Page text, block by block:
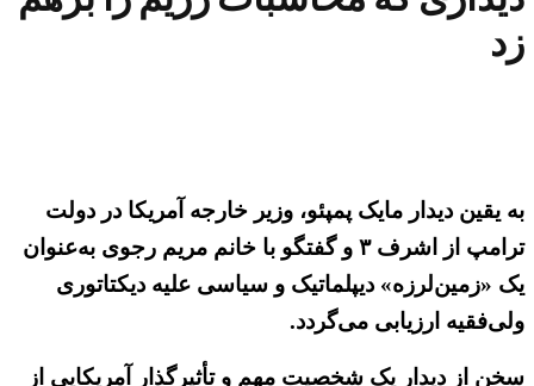
زد
به یقین دیدار مایک پمپئو، وزیر خارجه آمریکا در دولت
ترامپ از اشرف ۳ و گفتگو با خانم مریم رجوی به‌عنوان
یک «زمین‌لرزه» دیپلماتیک و سیاسی علیه دیکتاتوری
ولی‌فقیه ارزیابی می‌گردد.
سخن از دیدار یک شخصیت مهم و تأثیرگذار آمریکایی از